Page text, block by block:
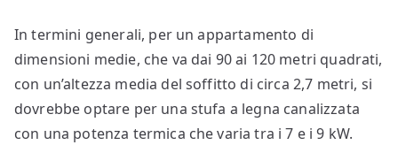
In termini generali, per un appartamento di
dimensioni medie, che va dai 90 ai 120 metri quadrati,
con un’altezza media del soffitto di circa 2,7 metri, si
dovrebbe optare per una stufa a legna canalizzata
con una potenza termica che varia tra i 7 e i 9 kW.